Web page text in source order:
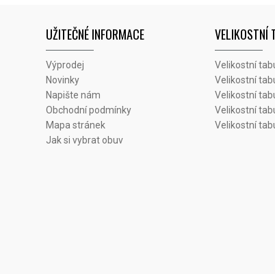
UŽITEČNÉ INFORMACE
Výprodej
Novinky
Napište nám
Obchodní podmínky
Mapa stránek
Jak si vybrat obuv
VELIKOSTNÍ
Velikostní
Velikostní
Velikostní
Velikostní
Velikostní